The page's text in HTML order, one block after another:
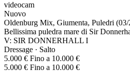
videocam
Nuovo
Oldenburg Mix, Giumenta, Puledri
Bellissima puledra mare di Sir
V: SIR DONNERHALL I
Dressage · Salto
5.000 € Fino a 10.000 €
5.000 € Fino a 10.000 €